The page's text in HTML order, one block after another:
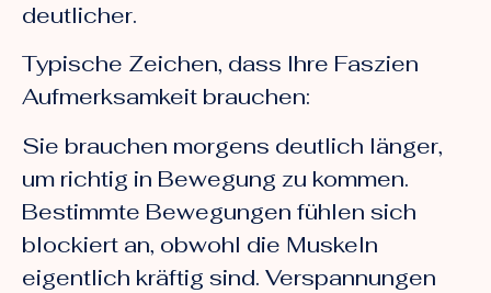
deutlicher.
Typische Zeichen, dass Ihre Faszien
Aufmerksamkeit brauchen:
Sie brauchen morgens deutlich länger,
um richtig in Bewegung zu kommen.
Bestimmte Bewegungen fühlen sich
blockiert an, obwohl die Muskeln
eigentlich kräftig sind. Verspannungen